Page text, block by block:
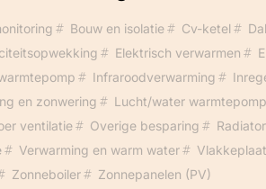
Bouw en isolatie Cv-ketel
Elektrisch verwarmen
Infraroodverwarming
en zonwering Lucht/water warmtepomp
ventilatie
Overige besparing
Verwarming en warm water
Zonneboiler Zonnepanelen (PV)